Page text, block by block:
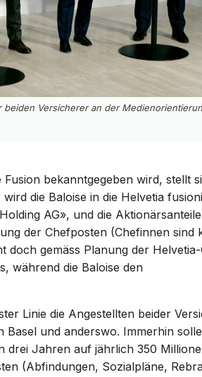
beiden Versicherer an der
bekanntgegeben wird, stellt
die Baloise in die Helvetia
AG», und die
der Chefposten (Chefinnen sind
gemäss Planung der Helvetia-
während die Baloise den
Linie die Angestellten beider
und anderswo. Immerhin
drei Jahren auf jährlich 350
(Abfindungen, Sozialpläne,